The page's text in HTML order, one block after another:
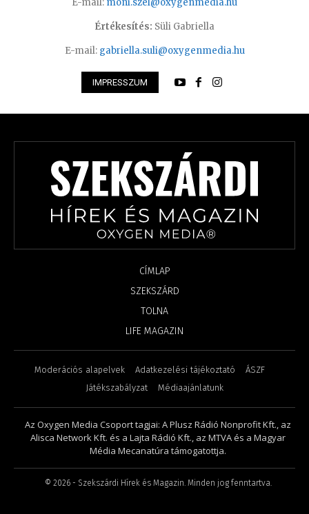
E-mail: moni.szel@oxygenmedia.hu
Értékesítés: Süli Gabriella
E-mail: gabriella.suli@oxygenmedia.hu
IMPRESSZUM
CÍMLAP
SZEKSZÁRD
TOLNA
LIFE MAGAZIN
Moderációs alapelvek Adatkezelési tájékoztató
ÁSZF
Játékszabályzat
Médiaajánlatunk
Az Oxygen Media Csoport tagjai: A Plusz Rádió Nonprofit Kft., az
Alisca Network Kft. és a Lajta Rádió Kft., az MTVA és a Magyar
Média Mecanatúra támogatottja.
© 2026- Szekszárdi Hírek és Magazin. Minden jog fenntartva.